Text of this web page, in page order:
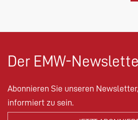
Der EMW-
Abonnieren Sie unseren
informiert zu sein.